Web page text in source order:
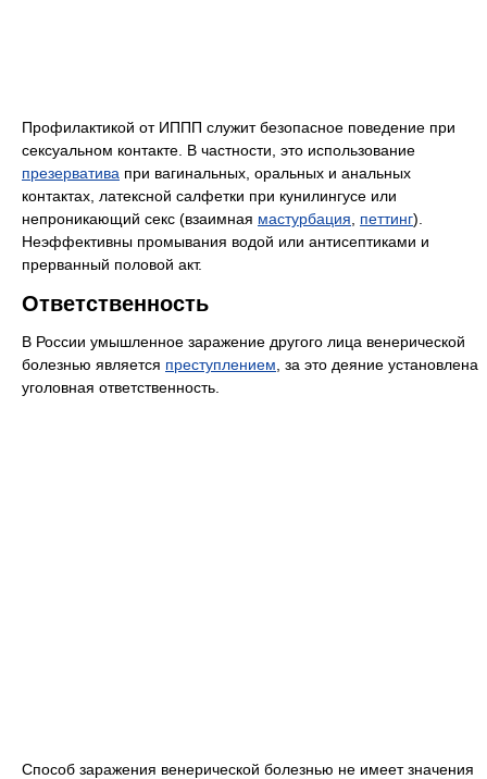
Профилактикой от ИППП служит безопасное поведение при
сексуальном контакте. В частности, это использование
презерватива при вагинальных, оральных и анальных
контактах, латексной салфетки при кунилингусе или
непроникающий секс (взаимная мастурбация петтинг).
Неэффективны промывания водой или антисептиками и
прерванный половой акт.
Ответственность
В России умышленное заражение другого лица венерической
болезнью является преступлением , за это деяние установлена
уголовная ответственность.
Способ заражения венерической болезнью не имеет значения